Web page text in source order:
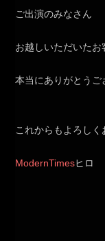
ご出演のみなさん
お越しいただいたお
本当にありがとうご
これからもよろしく
ModernTimesヒロ